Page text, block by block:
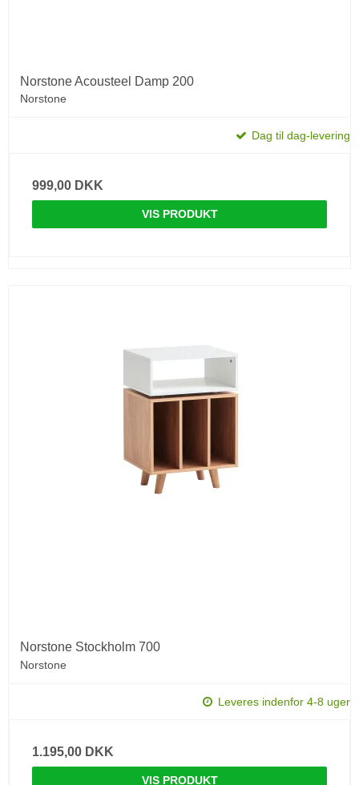
Norstone Acousteel Damp 200
Norstone
Dag til dag-levering
999,00 DKK
VIS PRODUKT
Norstone Stockholm 700
Norstone
Leveres indenfor 4-8 uger
1.195,00 DKK
VIS PRODUKT